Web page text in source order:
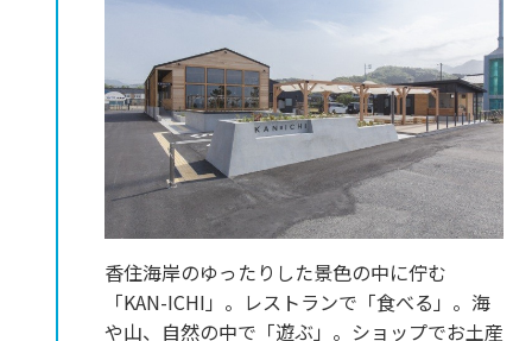
香住海岸のゆったりした景色の中に佇む
「KAN-ICHI」。レストランで「食べる」。海
や山、自然の中で「遊ぶ」。ショップでお土産